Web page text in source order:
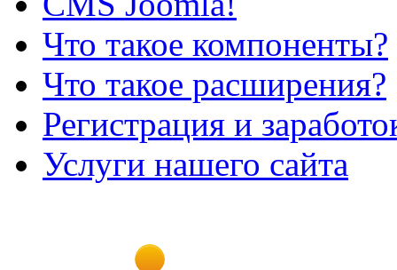
Что такое компоненты?
Что такое расширения?
Регистрация и
Услуги нашего сайта